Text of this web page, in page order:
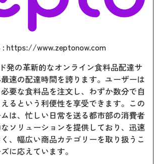
: https://www.zeptonow.com
発の革新的なオンライン食料品配達サ
速の配達時間を誇ります。ユーザーは
要な食料品を注文し、わずか数分で自
るという利便性を享受できます。この
は、忙しい日常を送る都市部の消費者
ソリューションを提供しており、迅速
、幅広い商品カテゴリーを取り扱うこ
に応えています。